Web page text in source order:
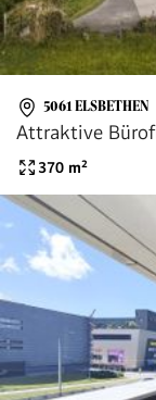
5061 ELSBETHEN
Attraktive
370 m²